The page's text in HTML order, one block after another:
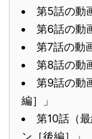
第5話の動
第6話の動
第7話の動
第8話の動
第9話の動
編］」
第10話（
ン［後編］」